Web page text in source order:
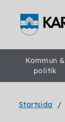
Kommun &
politik
Startsida